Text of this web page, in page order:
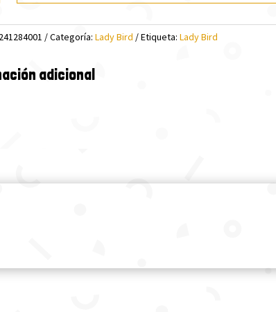
Categoría: Lady Bird Etiqueta: Lady Bird
adicional